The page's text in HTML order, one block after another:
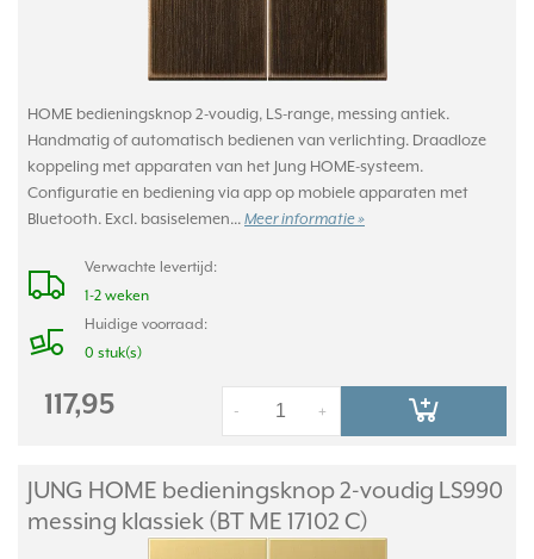
HOME bedieningsknop 2-voudig, LS-range, messing antiek.
Handmatig of automatisch bedienen van verlichting. Draadloze
koppeling met apparaten van het Jung HOME-systeem.
Configuratie en bediening via app op mobiele apparaten met
Bluetooth. Excl. basiselemen... Meer informatie »
Verwachte levertijd:
1-2 weken
Huidige voorraad:
0 stuk(s)
117,95 +
-
JUNG HOME bedieningsknop 2-voudig LS990
messing klassiek (BT ME 17102 C)